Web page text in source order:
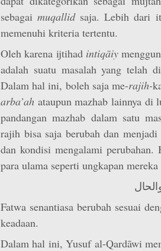
sebagaimuqallidsaja. Lebih dari
memenuhi kriteria tertentu.
Oleh karena ijtihad intiqāiy
adalah suatu masalah yang telah
Dalam hal ini, boleh saja me-rajih-
arba’ah ataupun mazhab lainnya di
pandangan mazhab dalam satu
rajih bisa saja berubah dan
dan kondisi mengalami
para ulama seperti ungkapan
Fatwa senantiasa berubah sesuai
keadaan.
Dalam hal ini, Yusuf al-Qardāwi